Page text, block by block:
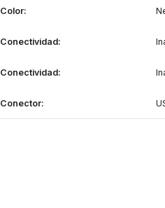
Color:
Conectividad:
Conectividad:
Conector: